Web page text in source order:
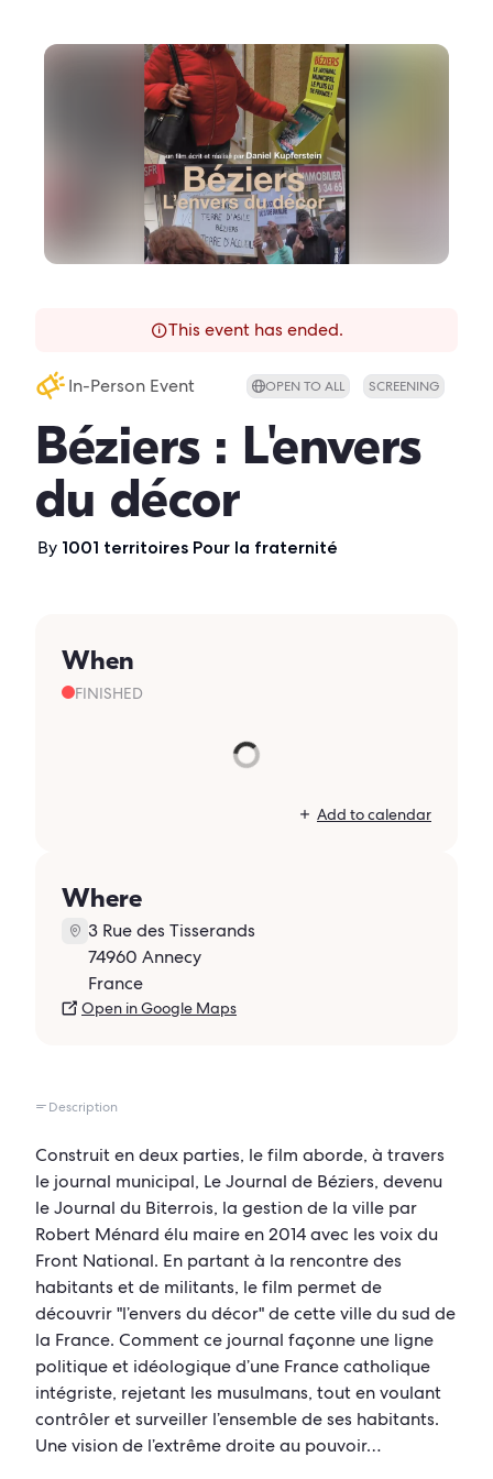
This event has ended.
In-Person Event OPEN TO ALL SCREENING
Béziers : L'envers
du décor
By 1001 territoires Pour la fraternité
When
FINISHED
Add to calendar
Where
3 Rue des Tisserands
74960 Annecy
France
Open in Google Maps
Description
Construit en deux parties, le film aborde, à travers
le journal municipal, Le Journal de Béziers, devenu
le Journal du Biterrois, la gestion de la ville par
Robert Ménard élu maire en 2014 avec les voix du
Front National. En partant à la rencontre des
habitants et de militants, le film permet de
découvrir "l’envers du décor" de cette ville du sud de
la France. Comment ce journal façonne une ligne
politique et idéologique d’une France catholique
intégriste, rejetant les musulmans, tout en voulant
contrôler et surveiller l’ensemble de ses habitants.
Une vision de l’extrême droite au pouvoir…